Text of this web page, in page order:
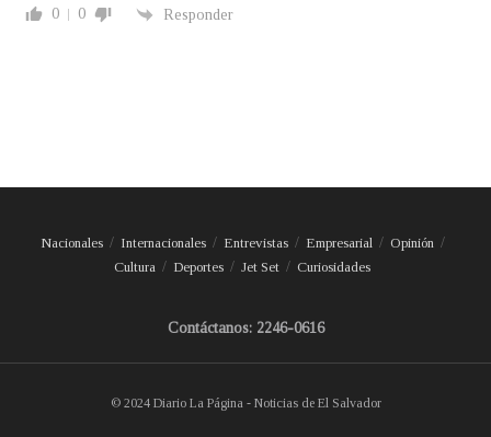
0 0 Responder
Nacionales Internacionales Entrevistas Empresarial
Opinión
Cultura
Deportes Jet Set Curiosidades
Contáctanos: 2246-0616
© 2024 Diario La Página - Noticias de El Salvador